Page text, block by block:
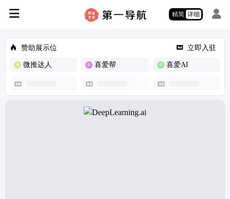
精简 详细
赞助展示位 立即入驻
微推达人 喜爱帮 喜爱AI